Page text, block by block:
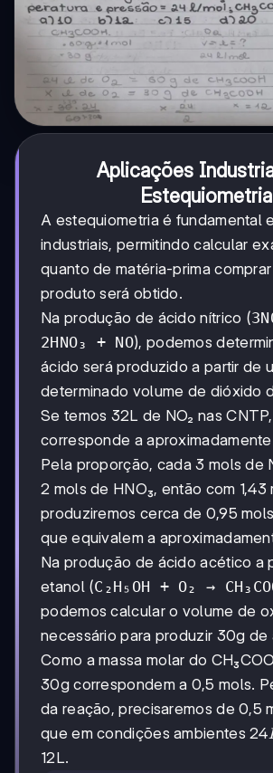
Aplicações
Estequiometria
A estequiometria é fundamental
industriais, permitindo calcular
quanto de matéria-prima
produto será obtido.
Na produção de ácido nítrico (
2HNO₃ + NO), podemos
ácido será produzido a partir de
determinado volume de dióxido
Se temos 32L de NO₂ nas
corresponde a aproximadamente
Pela proporção, cada 3 mols de
2 mols de HNO₃, então com 1,43
produziremos cerca de 0,95
que equivalem a
Na produção de ácido acético a
etanol (C₂H₅OH + O₂ →
podemos calcular o volume de
necessário para produzir 30g de
Como a massa molar do
30g correspondem a 0,5 mols.
da reação, precisaremos de 0,5
que em condições ambientes24
12L.